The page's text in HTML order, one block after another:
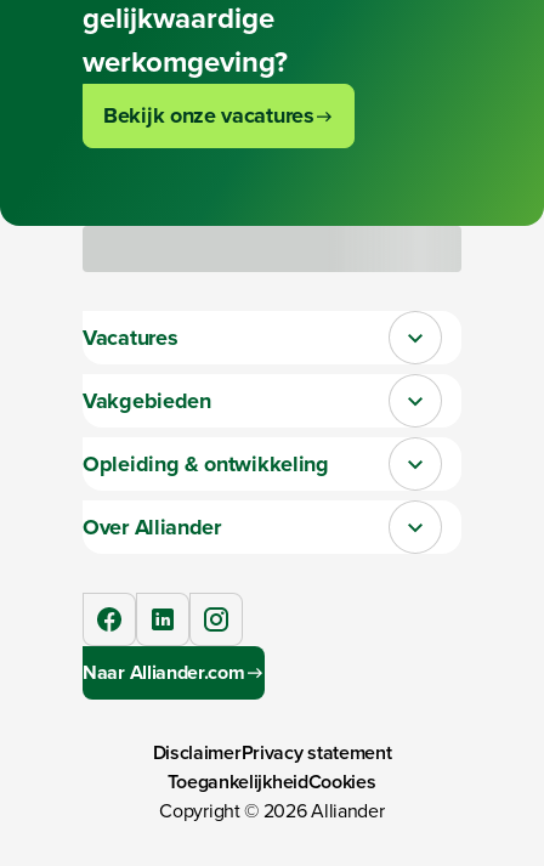
gelijkwaardige
werkomgeving?
Bekijk onze vacatures
Vacatures Sluit section-0
Vakgebieden Sluit section-1
Opleiding & ontwikkeling Sluit section-2
Over Alliander Sluit section-3
facebooklinkedIninstagram
Naar Alliander.com
DisclaimerPrivacy statement
ToegankelijkheidCookies
Copyright ©2026Alliander